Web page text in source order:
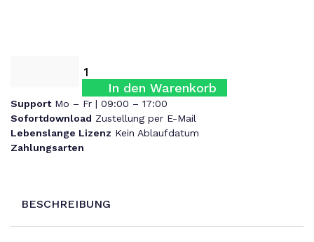
In den Warenkorb
Support Mo – Fr | 09:00 – 17:00
Sofortdownload Zustellung per E-Mail
Lebenslange Lizenz Kein Ablaufdatum
Zahlungsarten
BESCHREIBUNG